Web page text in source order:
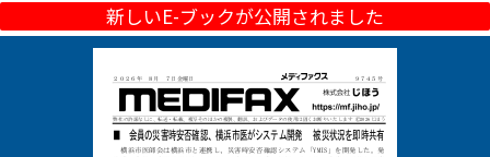
新しいE-ブックが公開されました